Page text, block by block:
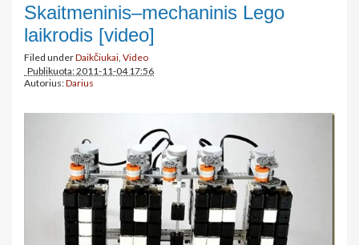
Skaitmeninis–mechaninis Lego
laikrodis [video]
Filed underDaikčiukai, Video
Publikuota: 2011-11-04 17:56
Autorius:Darius